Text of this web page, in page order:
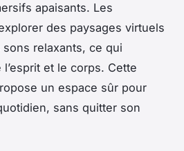
apaisants. Les
des paysages virtuels
relaxants, ce qui
et le corps. Cette
un espace sûr pour
sans quitter son